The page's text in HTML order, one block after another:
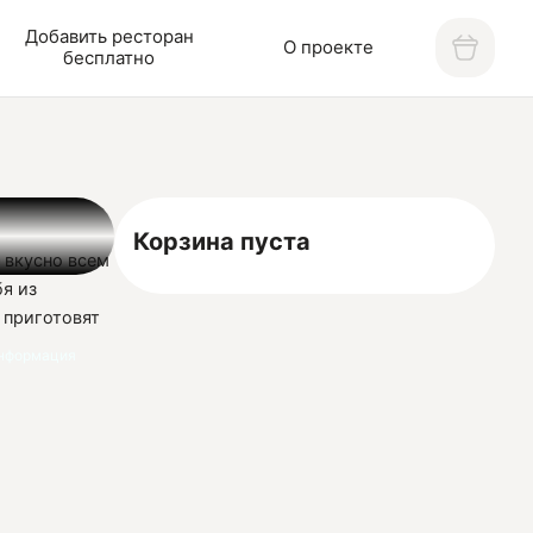
Добавить ресторан
бесплатно
О проекте
всем
из
Корзина пуста